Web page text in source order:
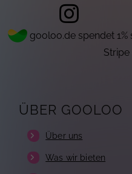
gooloo.de spendet 1%
Stripe
ÜBER GOOLOO
Über uns
Was wir bieten